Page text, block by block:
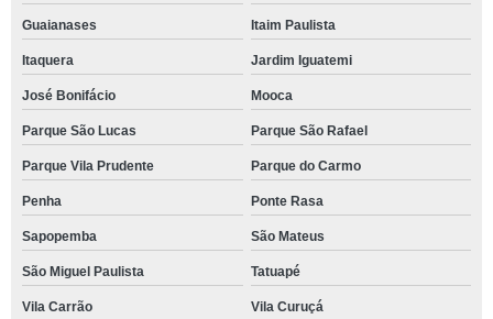
Guaianases Itaim Paulista
Itaquera Jardim Iguatemi
José Bonifácio Mooca
Parque São Lucas Parque São Rafael
Parque Vila Prudente Parque do Carmo
Penha Ponte Rasa
Sapopemba São Mateus
São Miguel Paulista Tatuapé
Vila Carrão Vila Curuçá